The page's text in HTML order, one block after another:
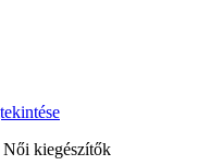
Női kiegészítők